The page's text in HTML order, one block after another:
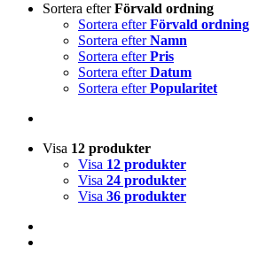
Sortera efterFörvald ordning
Sortera efterFörvald ordning
Sortera efterNamn
Sortera efterPris
Sortera efterDatum
Sortera efterPopularitet
Visa 12 produkter
Visa 12 produkter
Visa 24 produkter
Visa 36 produkter